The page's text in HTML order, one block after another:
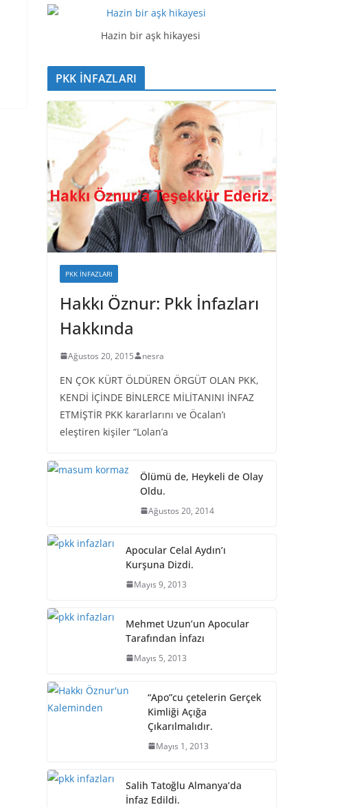
t
ı
Hazin bir aşk hikayesi
PKK İNFAZLARI
PKK İNFAZLARI
Hakkı Öznur: Pkk İnfazları
Hakkında
Ağustos 20, 2015 nesra
EN ÇOK KÜRT ÖLDÜREN ÖRGÜT OLAN PKK,
KENDİ İÇİNDE BİNLERCE MİLİTANINI İNFAZ
ETMİŞTİR PKK kararlarını ve Öcalan’ı
eleştiren kişiler “Lolan’a
Ölümü de, Heykeli de Olay
Oldu.
Ağustos 20, 2014
Apocular Celal Aydın’ı
Kurşuna Dizdi.
Mayıs 9, 2013
Mehmet Uzun’un Apocular
Tarafından İnfazı
Mayıs 5, 2013
“Apo”cu çetelerin Gerçek
Kimliği Açığa
Çıkarılmalıdır.
Mayıs 1, 2013
Salih Tatoğlu Almanya’da
İnfaz Edildi.